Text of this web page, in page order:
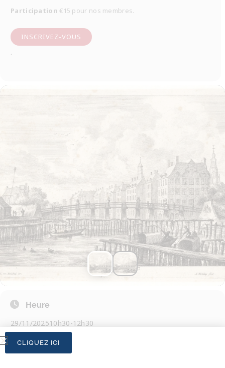
Participation €15 pour nos membres.
INSCRIVEZ-VOUS
.
Heure
29/11/202510h30-12h30
CLIQUEZ ICI